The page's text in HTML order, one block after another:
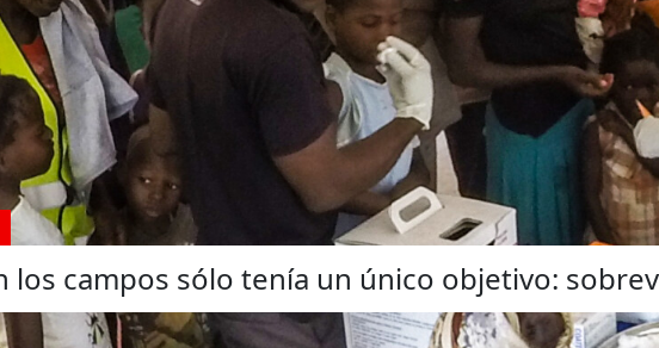
los campos sólo tenía un único objetivo: